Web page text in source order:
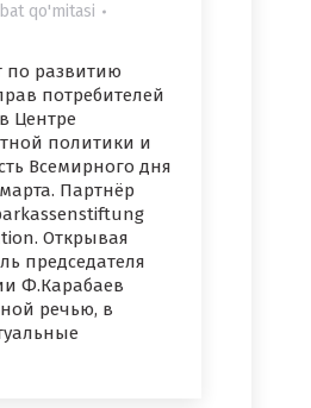
qo'mitasi
по развитию
потребителей
Центре
политики и
Всемирного дня
Партнёр
Открывая
председателя
Ф.Карабаев
речью, в